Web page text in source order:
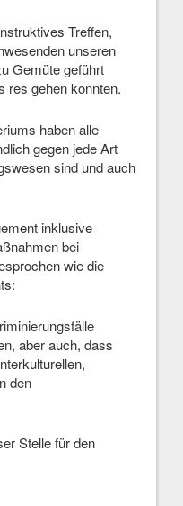
Treffen,
unseren
Gemüte geführt
res gehen konnten.
haben alle
gegen jede Art
sind und auch
inklusive
bei
wie die
aber auch, dass
den
Stelle für den